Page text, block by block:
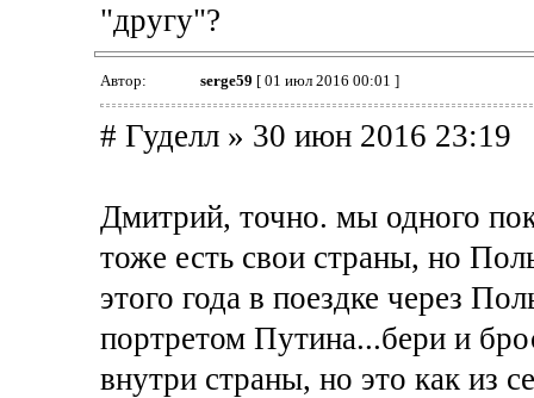
"другу"?
Автор: serge59 [ 01 июл 2016 00:01 ]
# Гуделл » 30 июн 2016 23:19
Дмитрий, точно. мы одного
тоже есть свои страны, но
этого года в поездке через
портретом Путина...бери и
внутри страны, но это как из